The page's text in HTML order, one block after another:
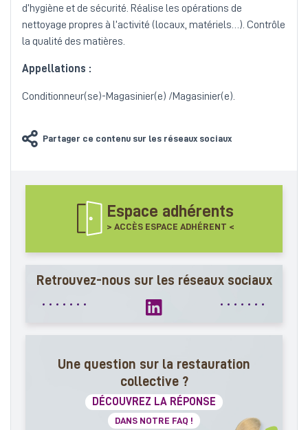
d’hygiène et de sécurité. Réalise les opérations de
nettoyage propres à l’activité (locaux, matériels…). Contrôle
la qualité des matières.
Appellations :
Conditionneur(se)-Magasinier(e) /Magasinier(e).
Partager ce contenu sur les réseaux sociaux
Espace adhérents
> ACCÈS ESPACE ADHÉRENT <
Retrouvez-nous sur les réseaux sociaux
Une question sur la restauration
collective ?
DÉCOUVREZ LA RÉPONSE
DANS NOTRE FAQ !